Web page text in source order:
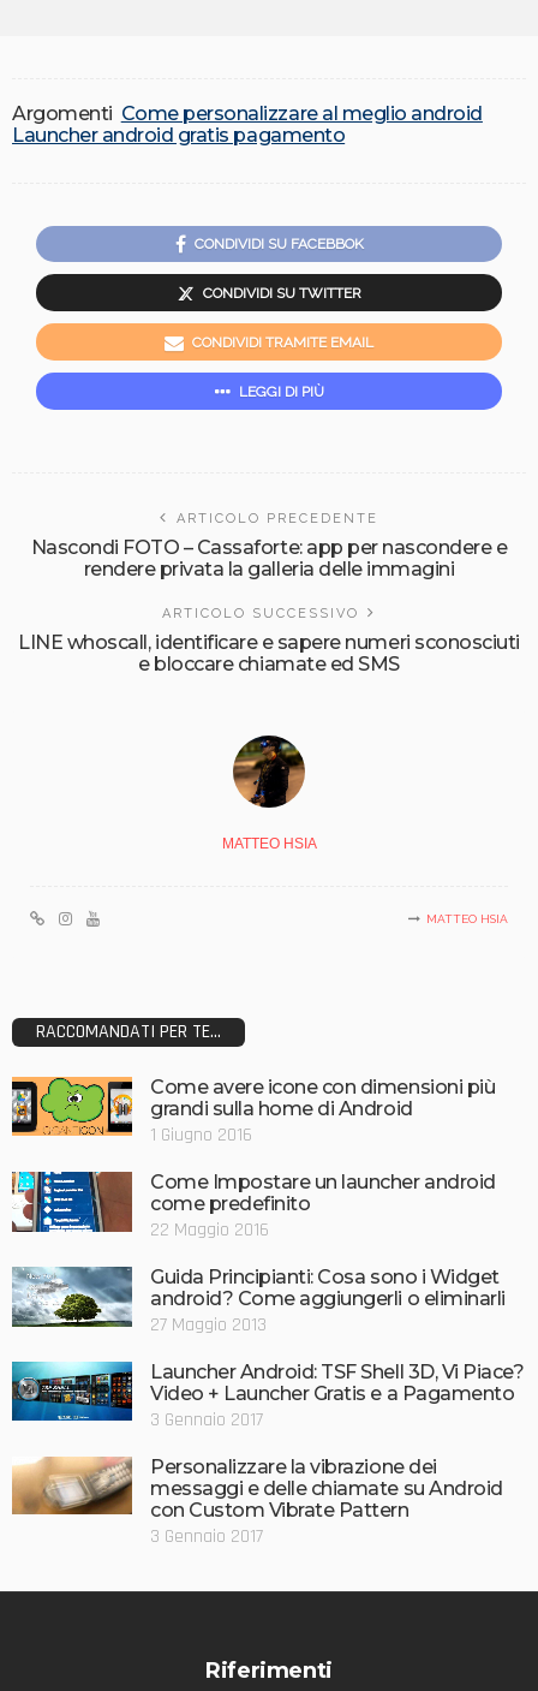
Argomenti Come personalizzare al meglio android
Launcher android gratis pagamento
CONDIVIDI SU FACEBBOK
CONDIVIDI SU TWITTER
CONDIVIDI TRAMITE EMAIL
LEGGI DI PIÙ
ARTICOLO PRECEDENTE
Nascondi FOTO – Cassaforte: app per nascondere e
rendere privata la galleria delle immagini
ARTICOLO SUCCESSIVO
LINE whoscall, identificare e sapere numeri sconosciuti
e bloccare chiamate ed SMS
MATTEO HSIA
MATTEO HSIA
RACCOMANDATI PER TE...
Come avere icone con dimensioni più
grandi sulla home di Android
1 Giugno 2016
Come Impostare un launcher android
come predefinito
22 Maggio 2016
Guida Principianti: Cosa sono i Widget
android? Come aggiungerli o eliminarli
27 Maggio 2013
Launcher Android: TSF Shell 3D, Vi Piace?
Video + Launcher Gratis e a Pagamento
3 Gennaio 2017
Personalizzare la vibrazione dei
messaggi e delle chiamate su Android
con Custom Vibrate Pattern
3 Gennaio 2017
Riferimenti